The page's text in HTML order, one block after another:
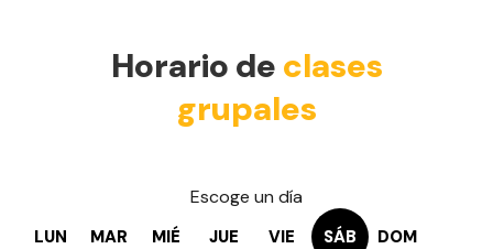
Horario de clases
grupales
Escoge un día
LUN MAR MIÉ JUE VIE SÁB DOM